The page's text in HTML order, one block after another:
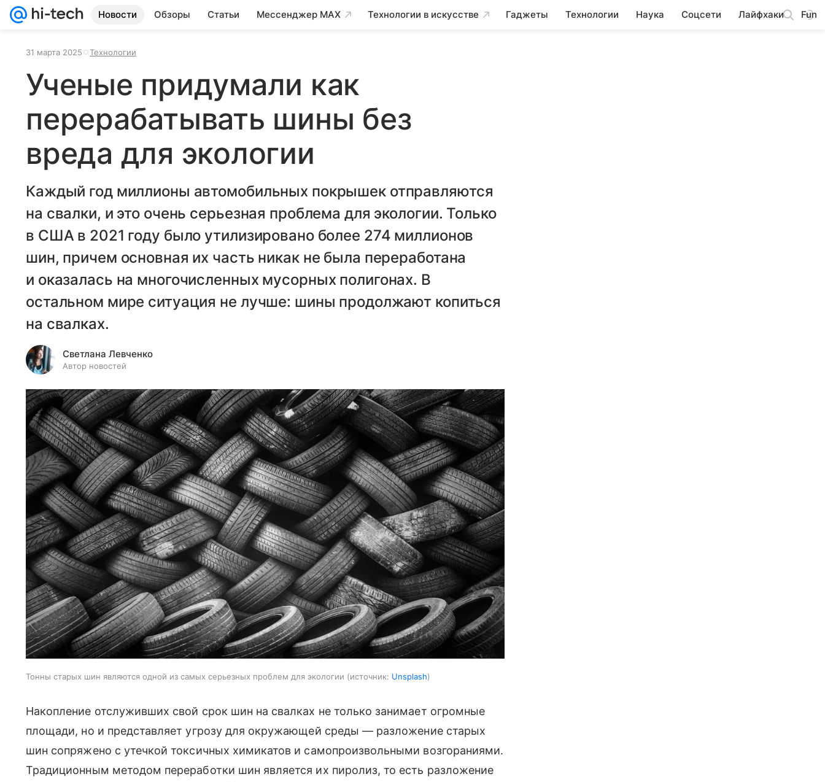
Новости Обзоры Статьи Мессенджер MAX Технологии в искусстве Гаджеты Технологии Наука Соцсети Лайфхаки Fun
31 марта 2025 Технологии
Ученые придумали как
перерабатывать шины без
вреда для экологии
Каждый год миллионы автомобильных покрышек отправляются
на свалки, и это очень серьезная проблема для экологии. Только
в США в 2021 году было утилизировано более 274 миллионов
шин, причем основная их часть никак не была переработана
и оказалась на многочисленных мусорных полигонах. В
остальном мире ситуация не лучше: шины продолжают копиться
на свалках.
Светлана Левченко
Автор новостей
Тонны старых шин являются одной из самых серьезных проблем для экологии источник: Unsplash
Накопление отслуживших свой срок шин на свалках не только занимает огромные
площади, но и представляет угрозу для окружающей среды — разложение старых
шин сопряжено с утечкой токсичных химикатов и самопроизвольными возгораниями.
Традиционным методом переработки шин является их пиролиз, то есть разложение